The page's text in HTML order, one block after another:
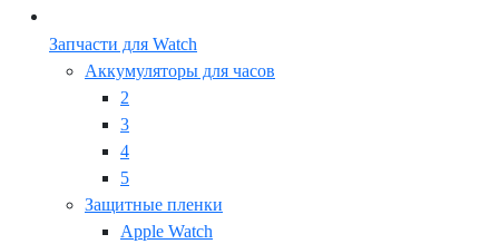
Запчасти для Watch
Аккумуляторы для часов
2
3
4
5
Защитные пленки
Apple Watch